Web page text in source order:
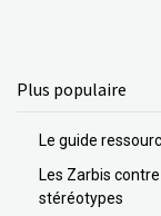
Plus populaire
Le guide
Les Zarbis
stéréotypes